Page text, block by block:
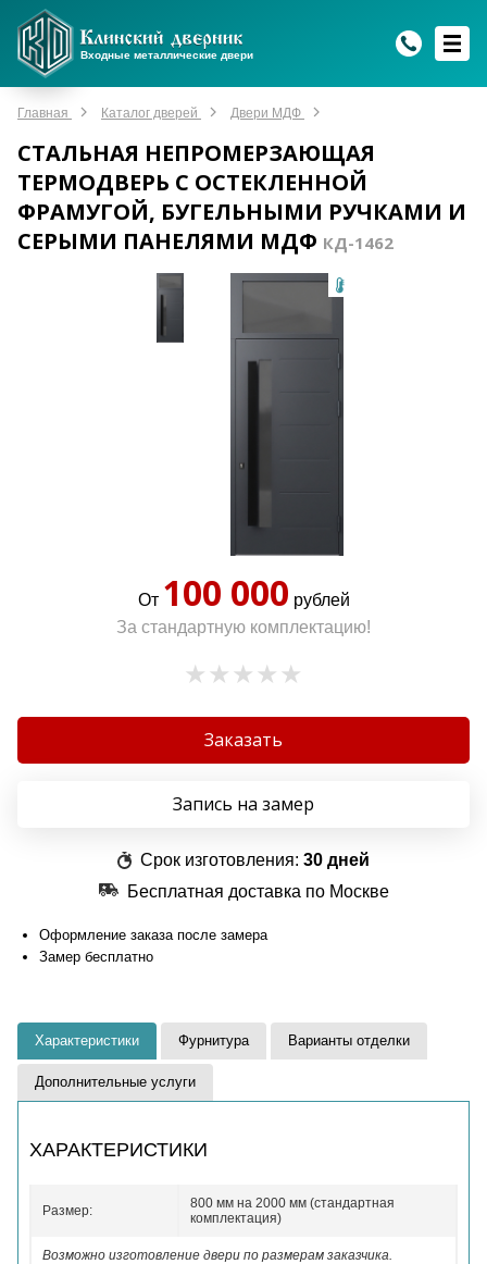
Входные металлические двери
Главная Каталог дверей Двери МДФ
СТАЛЬНАЯ НЕПРОМЕРЗАЮЩАЯ
ТЕРМОДВЕРЬ С ОСТЕКЛЕННОЙ
ФРАМУГОЙ, БУГЕЛЬНЫМИ РУЧКАМИ И
СЕРЫМИ ПАНЕЛЯМИ МДФ КД-1462
От 100 000 рублей
За стандартную комплектацию!
Заказать
Запись на замер
Срок изготовления: 30 дней
Бесплатная доставка по Москве
Оформление заказа после замера
Замер бесплатно
Характеристики Фурнитура Варианты отделки
Дополнительные услуги
ХАРАКТЕРИСТИКИ
Размер:
800 мм на 2000 мм (стандартная
комплектация)
Возможно изготовление двери по размерам заказчика.
Max
Мы онлайн!
WhatsApp
Мы онлайн!
Telegram
Мы онлайн!
Max
Мы онлайн!
WhatsApp
Мы онлайн!